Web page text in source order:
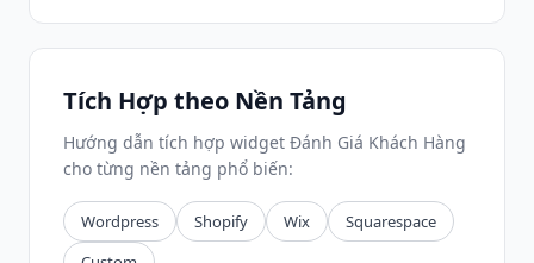
Tích Hợp theo Nền Tảng
Hướng dẫn tích hợp widget Đánh Giá Khách Hàng
cho từng nền tảng phổ biến:
Wordpress Shopify Wix
Squarespace